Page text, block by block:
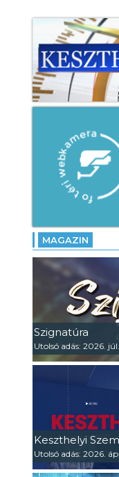
MAGAZIN
Szignatúra
Utolsó adás: 2026.
Keszthelyi
Utolsó adás: 2026.